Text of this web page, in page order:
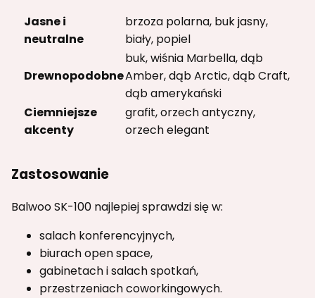
Jasne i
neutralne
brzoza polarna, buk jasny,
biały, popiel
Drewnopodobne
buk, wiśnia Marbella, dąb
Amber, dąb Arctic, dąb Craft,
dąb amerykański
Ciemniejsze
akcenty
grafit, orzech antyczny,
orzech elegant
Zastosowanie
Balwoo SK-100 najlepiej sprawdzi się w:
salach konferencyjnych,
biurach open space,
gabinetach i salach spotkań,
przestrzeniach coworkingowych.